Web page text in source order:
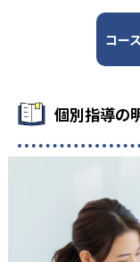
コース
個別指導の